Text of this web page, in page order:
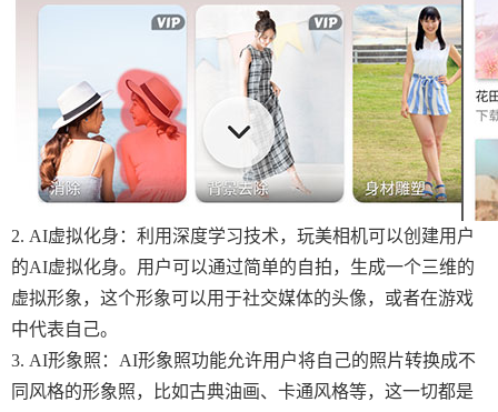
2. AI虚拟化身：利用深度学习技术，玩美相机可以创建用户
的AI虚拟化身。用户可以通过简单的自拍，生成一个三维的
虚拟形象，这个形象可以用于社交媒体的头像，或者在游戏
中代表自己。
3. AI形象照：AI形象照功能允许用户将自己的照片转换成不
同风格的形象照，比如古典油画、卡通风格等，这一切都是